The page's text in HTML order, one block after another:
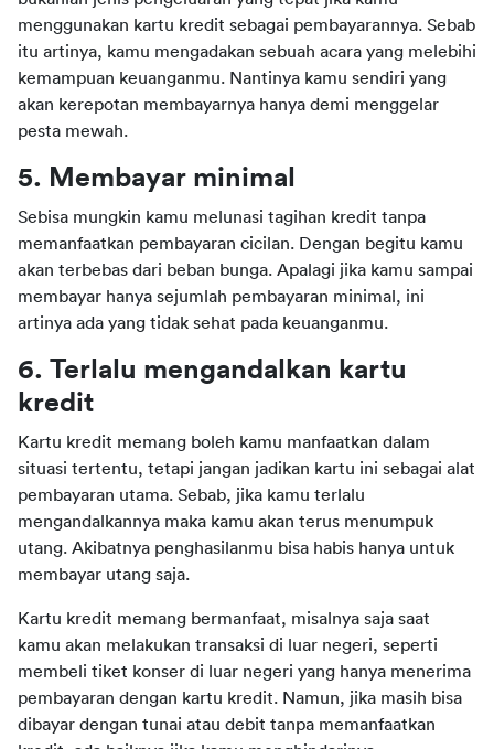
menggunakan kartu kredit sebagai pembayarannya. Sebab
itu artinya, kamu mengadakan sebuah acara yang melebihi
kemampuan keuanganmu. Nantinya kamu sendiri yang
akan kerepotan membayarnya hanya demi menggelar
pesta mewah.
5. Membayar minimal
Sebisa mungkin kamu melunasi tagihan kredit tanpa
memanfaatkan pembayaran cicilan. Dengan begitu kamu
akan terbebas dari beban bunga. Apalagi jika kamu sampai
membayar hanya sejumlah pembayaran minimal, ini
artinya ada yang tidak sehat pada keuanganmu.
6. Terlalu mengandalkan kartu
kredit
Kartu kredit memang boleh kamu manfaatkan dalam
situasi tertentu, tetapi jangan jadikan kartu ini sebagai alat
pembayaran utama. Sebab, jika kamu terlalu
mengandalkannya maka kamu akan terus menumpuk
utang. Akibatnya penghasilanmu bisa habis hanya untuk
membayar utang saja.
Kartu kredit memang bermanfaat, misalnya saja saat
kamu akan melakukan transaksi di luar negeri, seperti
membeli tiket konser di luar negeri yang hanya menerima
pembayaran dengan kartu kredit. Namun, jika masih bisa
dibayar dengan tunai atau debit tanpa memanfaatkan